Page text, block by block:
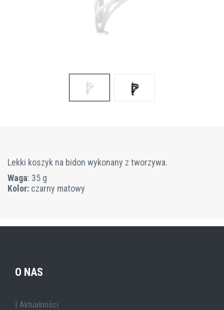
Lekki koszyk na bidon wykonany z tworzywa.
Waga: 35 g
Kolor: czarny matowy
O NAS
| Aktualności